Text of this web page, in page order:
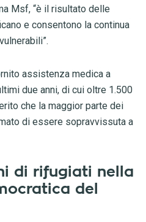
Msf, “è il risultato delle
e consentono la continua
assistenza medica a
due anni, di cui oltre 1.500
che la maggior parte dei
di essere sopravvissuta a
di rifugiati nella
del